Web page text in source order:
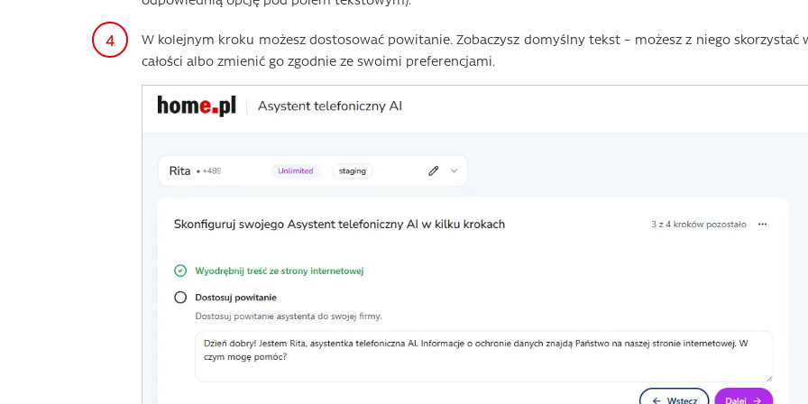
W kolejnym kroku możesz dostosować powitanie. Zobaczysz domyślny tekst – możesz z niego skorzystać
całości albo zmienić go zgodnie ze swoimi preferencjami.